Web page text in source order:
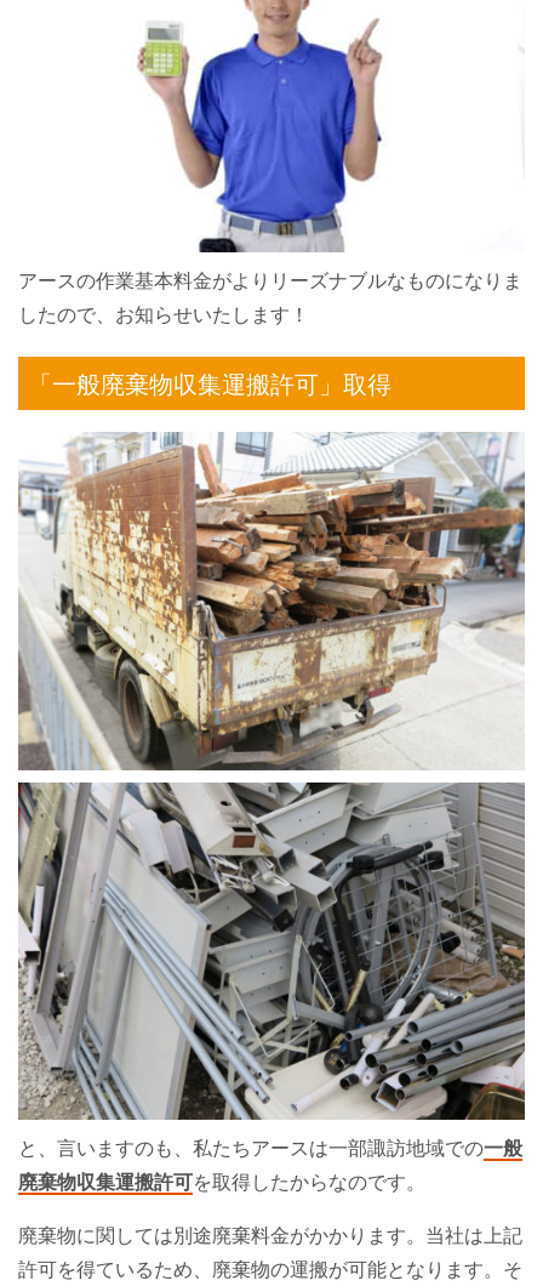
お問い合わせ
アースの作業基本料金がよりリーズナブルなものになりま
したので、お知らせいたします！
「一般廃棄物収集運搬許可」取得
と、言いますのも、私たちアースは一部諏訪地域での一般
廃棄物収集運搬許可を取得したからなのです。
廃棄物に関しては別途廃棄料金がかかります。当社は上記
許可を得ているため、廃棄物の運搬が可能となります。そ